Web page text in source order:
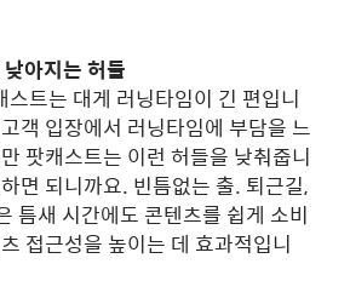
아지는 허들
스트는 대게 러닝타임이 긴 편입니
객 입장에서 러닝타임에 부담을 느
팟캐스트는 이런 허들을 낮춰줍니
면 되니까요. 빈틈없는 출. 퇴근길,
틈새 시간에도 콘텐츠를 쉽게 소비
접근성을 높이는 데 효과적입니